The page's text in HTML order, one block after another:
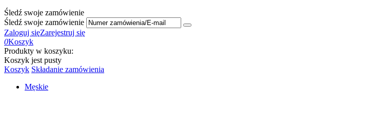
Śledź swoje zamówienie
Śledź swoje zamówienie
Zaloguj sięZarejestruj się
0Koszyk
Produkty w koszyku:
Koszyk jest pusty
Koszyk Składanie zamówienia
Męskie